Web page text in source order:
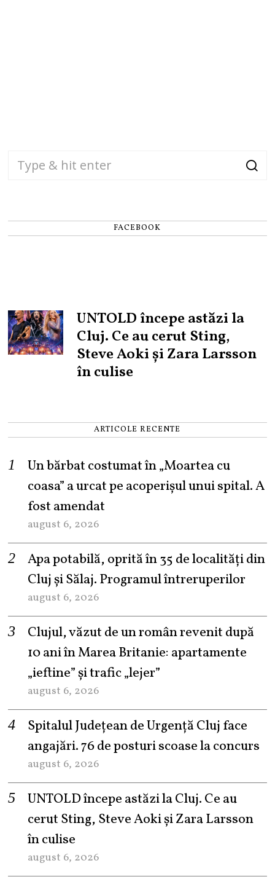
FACEBOOK
UNTOLD începe astăzi la
Cluj. Ce au cerut Sting,
Steve Aoki și Zara Larsson
în culise
ARTICOLE RECENTE
Un bărbat costumat în „Moartea cu
coasa” a urcat pe acoperișul unui spital. A
fost amendat
august 6, 2026
Apa potabilă, oprită în 35 de localități din
Cluj și Sălaj. Programul întreruperilor
august 6, 2026
Clujul, văzut de un român revenit după
10 ani în Marea Britanie: apartamente
„ieftine” și trafic „lejer”
august 6, 2026
Spitalul Județean de Urgență Cluj face
angajări. 76 de posturi scoase la concurs
august 6, 2026
UNTOLD începe astăzi la Cluj. Ce au
cerut Sting, Steve Aoki și Zara Larsson
în culise
august 6, 2026